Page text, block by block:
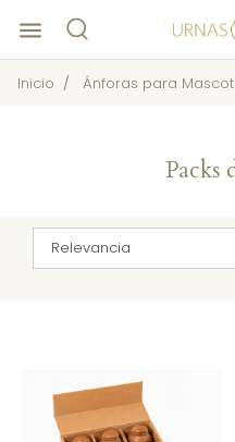
menu
Inicio Ánforas para
Packs